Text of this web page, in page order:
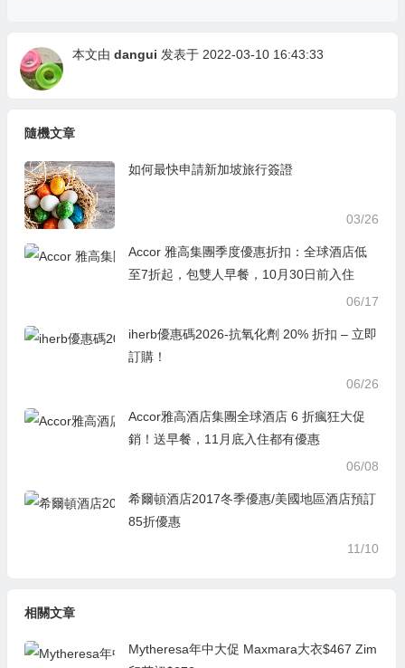
本文由 dangui 发表于 2022-03-10 16:43:33
隨機文章
如何最快申請新加坡旅行簽證
03/26
Accor 雅高集團季度優惠折扣：全球酒店低
至7折起，包雙人早餐，10月30日前入住
06/17
iherb優惠碼2026-抗氧化劑 20% 折扣 – 立即
訂購！
06/26
Accor雅高酒店集團全球酒店 6 折瘋狂大促
銷！送早餐，11月底入住都有優惠
06/08
希爾頓酒店2017冬季優惠/美國地區酒店預訂
85折優惠
11/10
相關文章
Mytheresa年中大促 Maxmara大衣$467 Zim